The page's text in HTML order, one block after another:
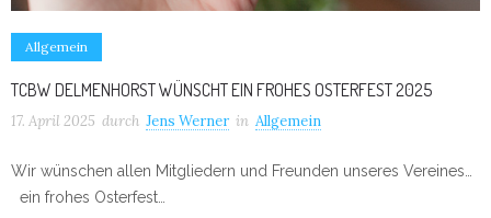
Allgemein
TCBW DELMENHORST WÜNSCHT EIN FROHES OSTERFEST 2025
17. April 2025 durch Jens Werner in Allgemein
Wir wünschen allen Mitgliedern und Freunden unseres Vereines…
ein frohes Osterfest…